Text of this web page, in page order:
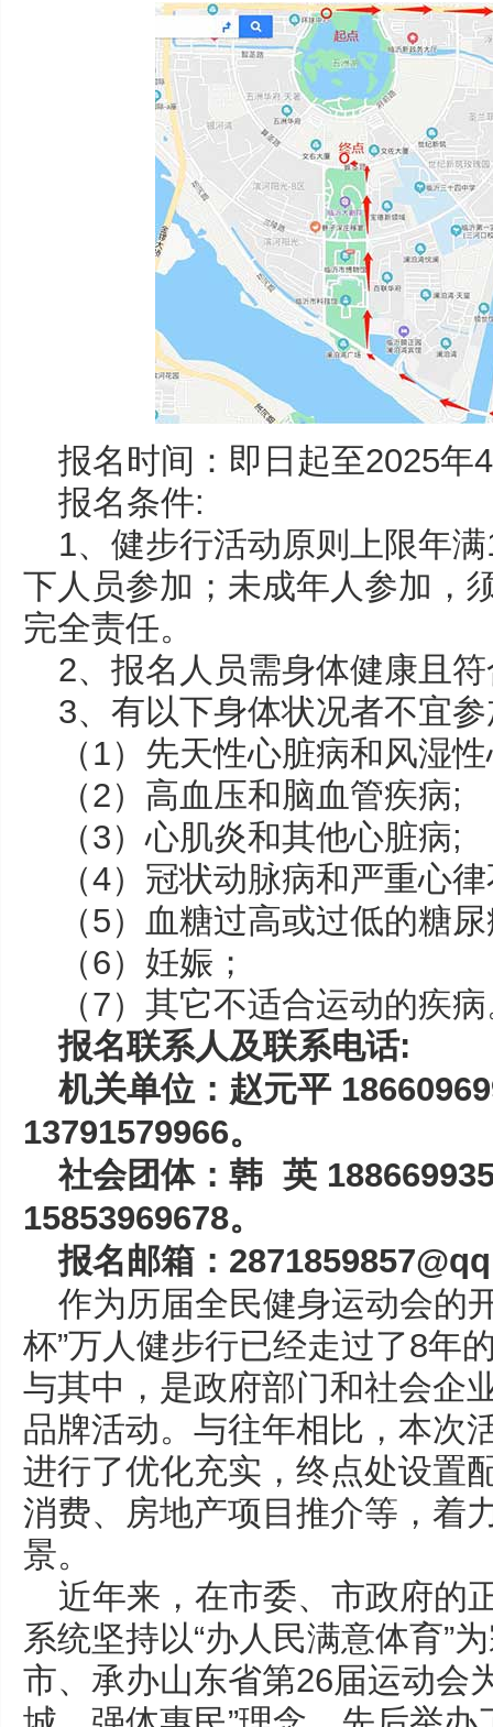
报名时间：即日起至2025年
报名条件:
1、健步行活动原则上限年
下人员参加；未成年人参加，
完全责任。
2、报名人员需身体健康且
3、有以下身体状况者不宜
（1）先天性心脏病和风湿
（2）高血压和脑血管疾病;
（3）心肌炎和其他心脏病;
（4）冠状动脉病和严重心
（5）血糖过高或过低的糖
（6）妊娠；
（7）其它不适合运动的疾
报名联系人及联系电话:
机关单位：赵元平
13791579966。
社会团体：韩 英
15853969678。
报名邮箱：
作为历届全民健身运动会的
杯”万人健步行已经走过了8年
与其中，是政府部门和社会企
品牌活动。与往年相比，本次
进行了优化充实，终点处设置
消费、房地产项目推介等，着
景。
近年来，在市委、市政府的
系统坚持以“办人民满意体育”
市、承办山东省第26届运动会